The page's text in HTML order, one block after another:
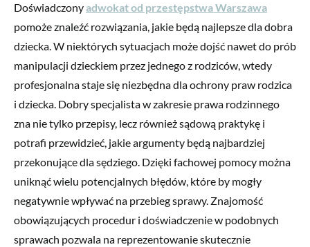
Doświadczonyadwokat od przestępstwa Warszawa
pomoże znaleźć rozwiązania, jakie będą najlepsze dla dobra
dziecka. W niektórych sytuacjach może dojść nawet do prób
manipulacji dzieckiem przez jednego z rodziców, wtedy
profesjonalna staje się niezbędna dla ochrony praw rodzica
i dziecka. Dobry specjalista w zakresie prawa rodzinnego
zna nie tylko przepisy, lecz również sądową praktykę i
potrafi przewidzieć, jakie argumenty będą najbardziej
przekonujące dla sędziego. Dzięki fachowej pomocy można
uniknąć wielu potencjalnych błędów, które by mogły
negatywnie wpływać na przebieg sprawy. Znajomość
obowiązujących procedur i doświadczenie w podobnych
sprawach pozwala na reprezentowanie skutecznie